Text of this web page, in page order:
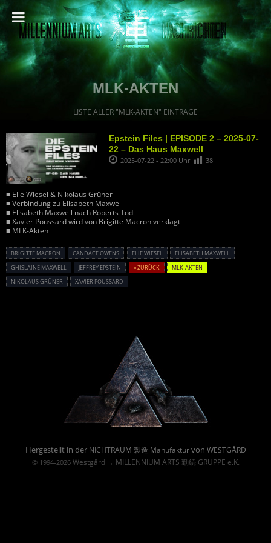
MLK-AKTEN
LISTE ALLER "MLK-AKTEN" EINTRÄGE
Epstein Files | EPISODE 2 – 2025-07-
22 – Das Haus Maxwell
2025-07-22 - 22:00 Uhr 38
■ Elie Wiesel & Nikolaus Grüner
■ Verbindung zu Elisabeth Maxwell
■ Elisabeth Maxwell nach Roberts Tod
■ Xavier Poussard wird von Brigitte Macron verklagt
■ MLK-Akten
BRIGITTE MACRON CANDACE OWENS ELIE WIESEL
ELISABETH MAXWELL
GHISLAINE MAXWELL
JEFFREY EPSTEIN « ZURÜCK
MLK-AKTEN
NIKOLAUS GRÜNER
XAVIER POUSSARD
Hergestellt in der NICHTRAUM 製造 Manufakturvon WESTGÅRD
© 1994-2026 Westgård→ MILLENNIUM ARTS 勤続 GRUPPE e.K.
Powered By :